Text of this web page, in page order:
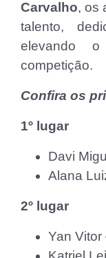
Carvalho, os
talento,
elevando
competição.
Confira os
1º lugar
Davi
Alana
2º lugar
Yan Vitor